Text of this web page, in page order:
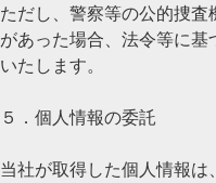
ただし、警察等の公的捜
があった場合、法令等に
いたします。
５．個人情報の委託
当社が取得した個人情報